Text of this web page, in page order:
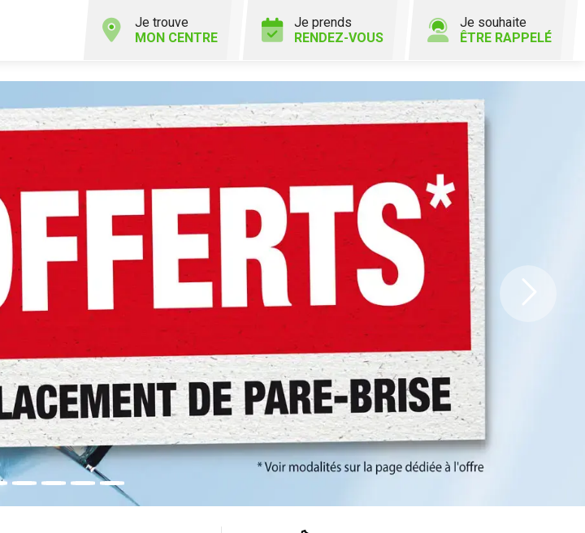
Je trouve
MON CENTRE
Je prends
RENDEZ-VOUS
Je souhaite
ÊTRE RAPPELÉ